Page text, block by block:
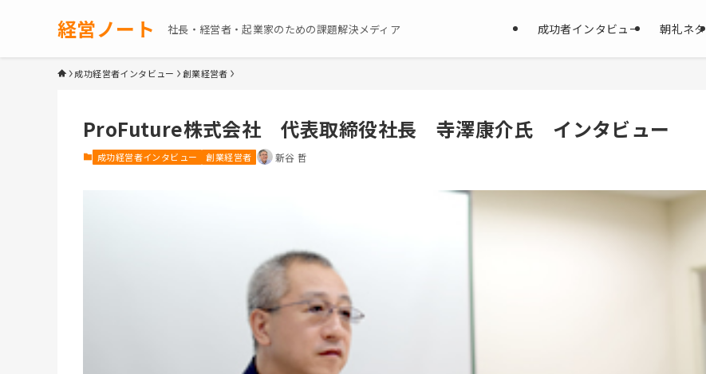
経営ノート 社長・経営者・起業家のための課題解決メディア 成功者インタビュー 朝礼ネタ
成功経営者インタビュー 創業経営者
ProFuture株式会社 代表取締役社長 寺澤康介氏 インタビュー
成功経営者インタビュー 創業経営者 新谷 哲